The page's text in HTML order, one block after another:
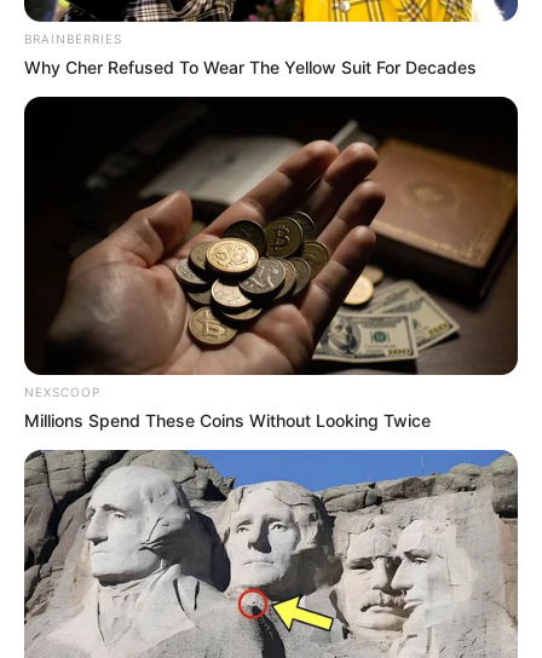
BRAINBERRIES
Why Cher Refused To Wear The Yellow Suit For Decades
NEXSCOOP
Millions Spend These Coins Without Looking Twice